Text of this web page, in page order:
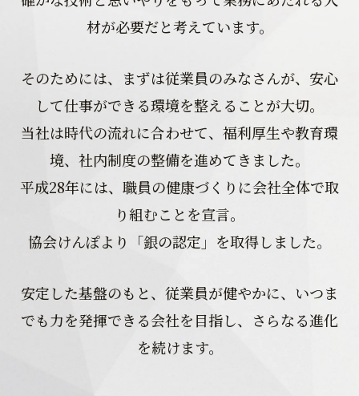
材が必要だと考えています。
そのためには、まずは従業員のみなさんが、安心
して仕事ができる環境を整えることが大切。
当社は時代の流れに合わせて、福利厚生や教育環
境、社内制度の整備を進めてきました。
平成28年には、職員の健康づくりに会社全体で取
り組むことを宣言。
協会けんぽより「銀の認定」を取得しました。
安定した基盤のもと、従業員が健やかに、いつま
でも力を発揮できる会社を目指し、さらなる進化
を続けます。